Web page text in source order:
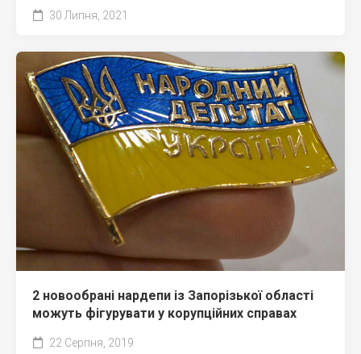
30 Липня, 2021
2 новообрані нардепи із Запорізької області
можуть фігурувати у корупційних справах
22 Серпня, 2019